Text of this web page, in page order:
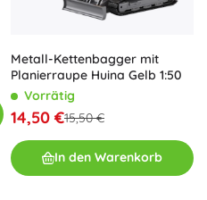
Metall-Kettenbagger mit
Planierraupe Huina Gelb 1:50
Vorrätig
14,50 €15,50 €
In den Warenkorb